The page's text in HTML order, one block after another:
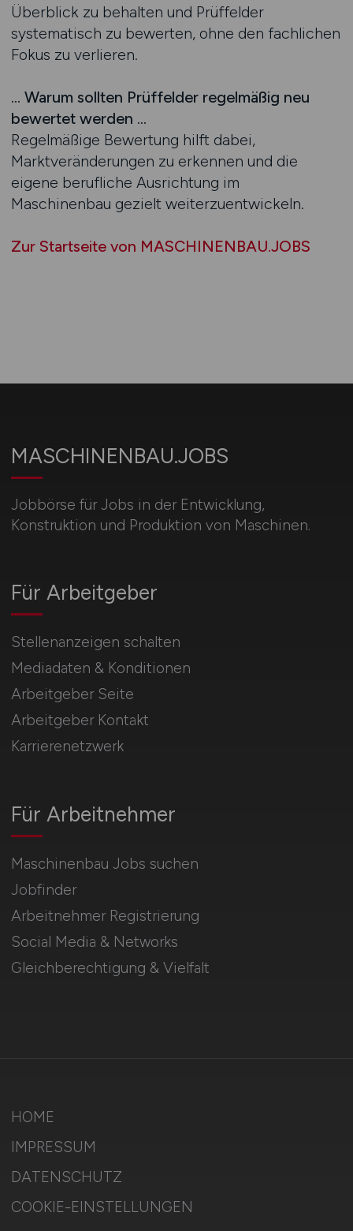
Überblick zu behalten und Prüffelder
systematisch zu bewerten, ohne den fachlichen
Fokus zu verlieren.
… Warum sollten Prüffelder regelmäßig neu
bewertet werden …
Regelmäßige Bewertung hilft dabei,
Marktveränderungen zu erkennen und die
eigene berufliche Ausrichtung im
Maschinenbau gezielt weiterzuentwickeln.
Zur Startseite von MASCHINENBAU.JOBS
MASCHINENBAU.JOBS
Jobbörse für Jobs in der Entwicklung,
Konstruktion und Produktion von Maschinen.
Für Arbeitnehmer
Maschinenbau Jobs suchen
Jobfinder
Arbeitnehmer Registrierung
Social Media & Networks
Gleichberechtigung & Vielfalt
Für Arbeitgeber
Stellenanzeigen schalten
Mediadaten & Konditionen
Arbeitgeber Seite
Arbeitgeber Kontakt
Karrierenetzwerk
HOME
IMPRESSUM
DATENSCHUTZ
COOKIE-EINSTELLUNGEN